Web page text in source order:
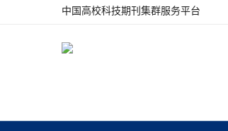
中国高校科技期刊集群服务平台